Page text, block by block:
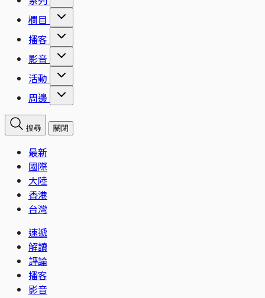
欄目
播客
影音
活動
周邊
搜尋 關閉
最新
國際
大陸
香港
台灣
速遞
解讀
評論
播客
影音